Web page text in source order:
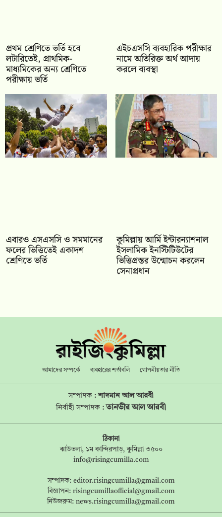
প্রথম শ্রেণিতে ভর্তি হবে
লটারিতেই, প্রাথমিক-
মাধ্যমিকের অন্য শ্রেণিতে
পরীক্ষায় ভর্তি
এইচএসসি ব্যবহারিক পরীক্ষার
নামে অতিরিক্ত অর্থ আদায়
করলে ব্যবস্থা
‎এবারও এসএসসি ও সমমানের
ফলের ভিত্তিতেই একাদশ
শ্রেণিতে ভর্তি
কুমিল্লায় আর্মি ইন্টারন্যাশনাল
ইসলামিক ইনস্টিটিউটের
ভিত্তিপ্রস্তর উন্মোচন করলেন
সেনাপ্রধান
আমাদের সম্পর্কে ব্যবহারের শর্তাবলি গোপনীয়তার নীতি
সম্পাদক :শাদমান আল আরবী
নির্বাহী সম্পাদক : তানভীর আল আরবী
ঠিকানা
ঝাউতলা, ১ম কান্দিরপাড়, কুমিল্লা ৩৫০০
info@risingcumilla.com
সম্পাদক: editor.risingcumilla@gmail.com
বিজ্ঞাপন: risingcumillaofficial@gmail.com
নিউজরুম: news.risingcumilla@gmail.com